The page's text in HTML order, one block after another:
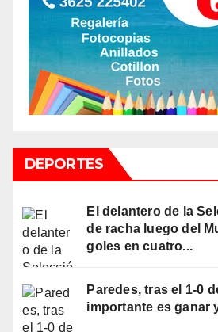
DEPORTES
El delantero de la
de racha luego del
goles en cuatro...
Paredes, tras el 1-0
importante es ganar